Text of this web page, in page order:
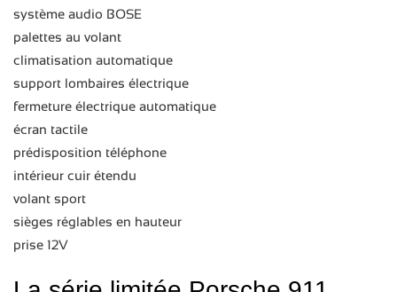
système audio BOSE
palettes au volant
climatisation automatique
support lombaires électrique
fermeture électrique automatique
écran tactile
prédisposition téléphone
intérieur cuir étendu
volant sport
sièges réglables en hauteur
prise 12V